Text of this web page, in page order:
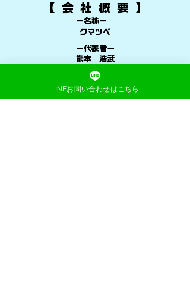
【 会 社 概 要 】
​ー名称ー
クマッペ
ー代表者ー
熊本 浩武
ー所在地ー
​〒596-0813
LINEお問い合わせはこちら